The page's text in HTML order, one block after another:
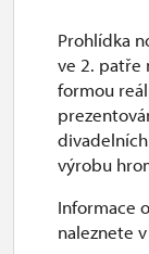
Prohlídka
ve 2. patře
formou
výrobu
Informace
naleznete